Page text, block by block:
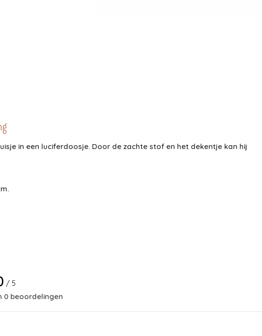
in een luciferdoosje. Door de zachte stof en het dekentje kan hij
/ 5
0 beoordelingen